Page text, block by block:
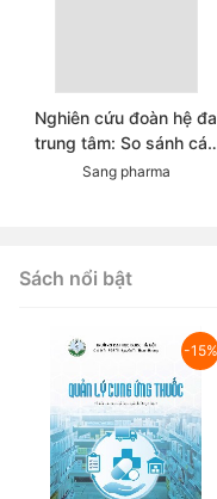
Nghiên cứu đoàn hệ đa
trung tâm: So sánh các
chẹn beta trong thực tế
Sang pharma
Sách nổi bật
-15%